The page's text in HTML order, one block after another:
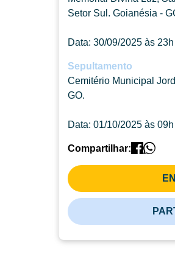
Setor Sul. Goianésia -
Data: 30/09/2025 às 23h
Sepultamento
Cemitério Municipal
GO.
Data: 01/10/2025 às 09h
Compartilhar: